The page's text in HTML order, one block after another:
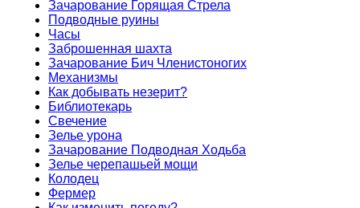
Зачарование Горящая Стрела
Подводные руины
Часы
Заброшенная шахта
Зачарование Бич Членистоногих
Механизмы
Как добывать незерит?
Библиотекарь
Свечение
Зелье урона
Зачарование Подводная Ходьба
Зелье черепашьей мощи
Колодец
Фермер